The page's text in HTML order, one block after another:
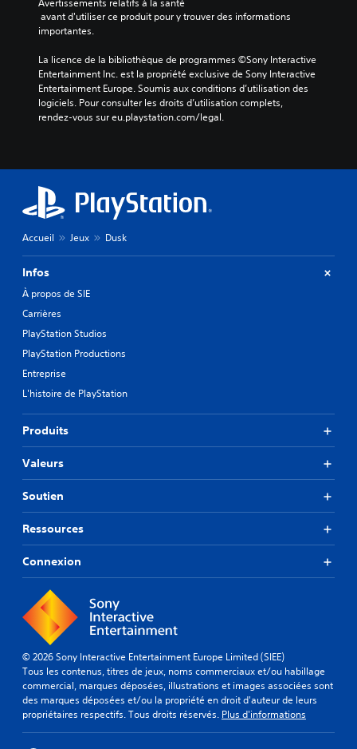
Avertissements relatifs à la santé
importantes.
La licence de la bibliothèque de programmes ©Sony Interactive
Entertainment Inc. est la propriété exclusive de Sony Interactive
Entertainment Europe. Soumis aux conditions d’utilisation des
logiciels. Pour consulter les droits d’utilisation complets,
rendez-vous sur eu.playstation.com/legal.
Accueil Jeux Dusk
Infos
À propos de SIE
Carrières
PlayStation Studios
PlayStation Productions
Entreprise
L'histoire de PlayStation
Produits
Valeurs
Soutien
Ressources
Connexion
© 2026 Sony Interactive Entertainment Europe Limited (SIEE)
Tous les contenus, titres de jeux, noms commerciaux et/ou habillage
commercial, marques déposées, illustrations et images associées sont
des marques déposées et/ou la propriété en droit d'auteur de leurs
propriétaires respectifs. Tous droits réservés. Plus d'informations